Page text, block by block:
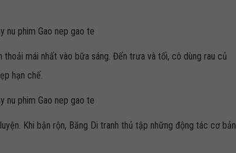
mái nhất vào bữa sáng. Đến trưa và tối, cô dùng rau củ
hạn chế.
Khi bận rộn, Băng Di tranh thủ tập những động tác cơ bản